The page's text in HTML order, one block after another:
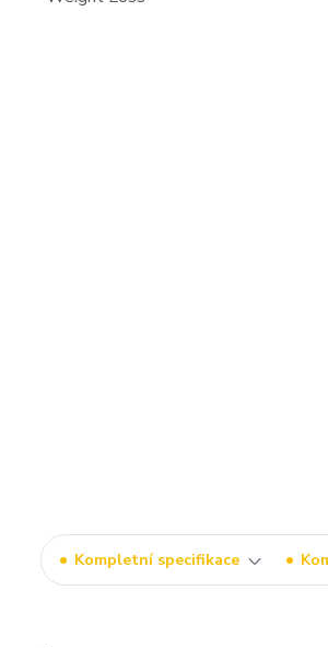
Kompletní specifikace